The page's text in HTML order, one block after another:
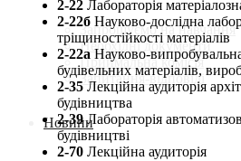
Запрошуємо на навчання
Необхідні документи
Приймальна комісія
Запитання-відповіді
Новини
2-22 Лабораторія
2-22б Науково-дослідна
тріщиностійкості матеріалів
2-22а Науково-
будівельних матеріалів,
2-35 Лекційна аудиторія
будівництва
2-39Лабораторія
будівництві
2-70 Лекційна аудиторія